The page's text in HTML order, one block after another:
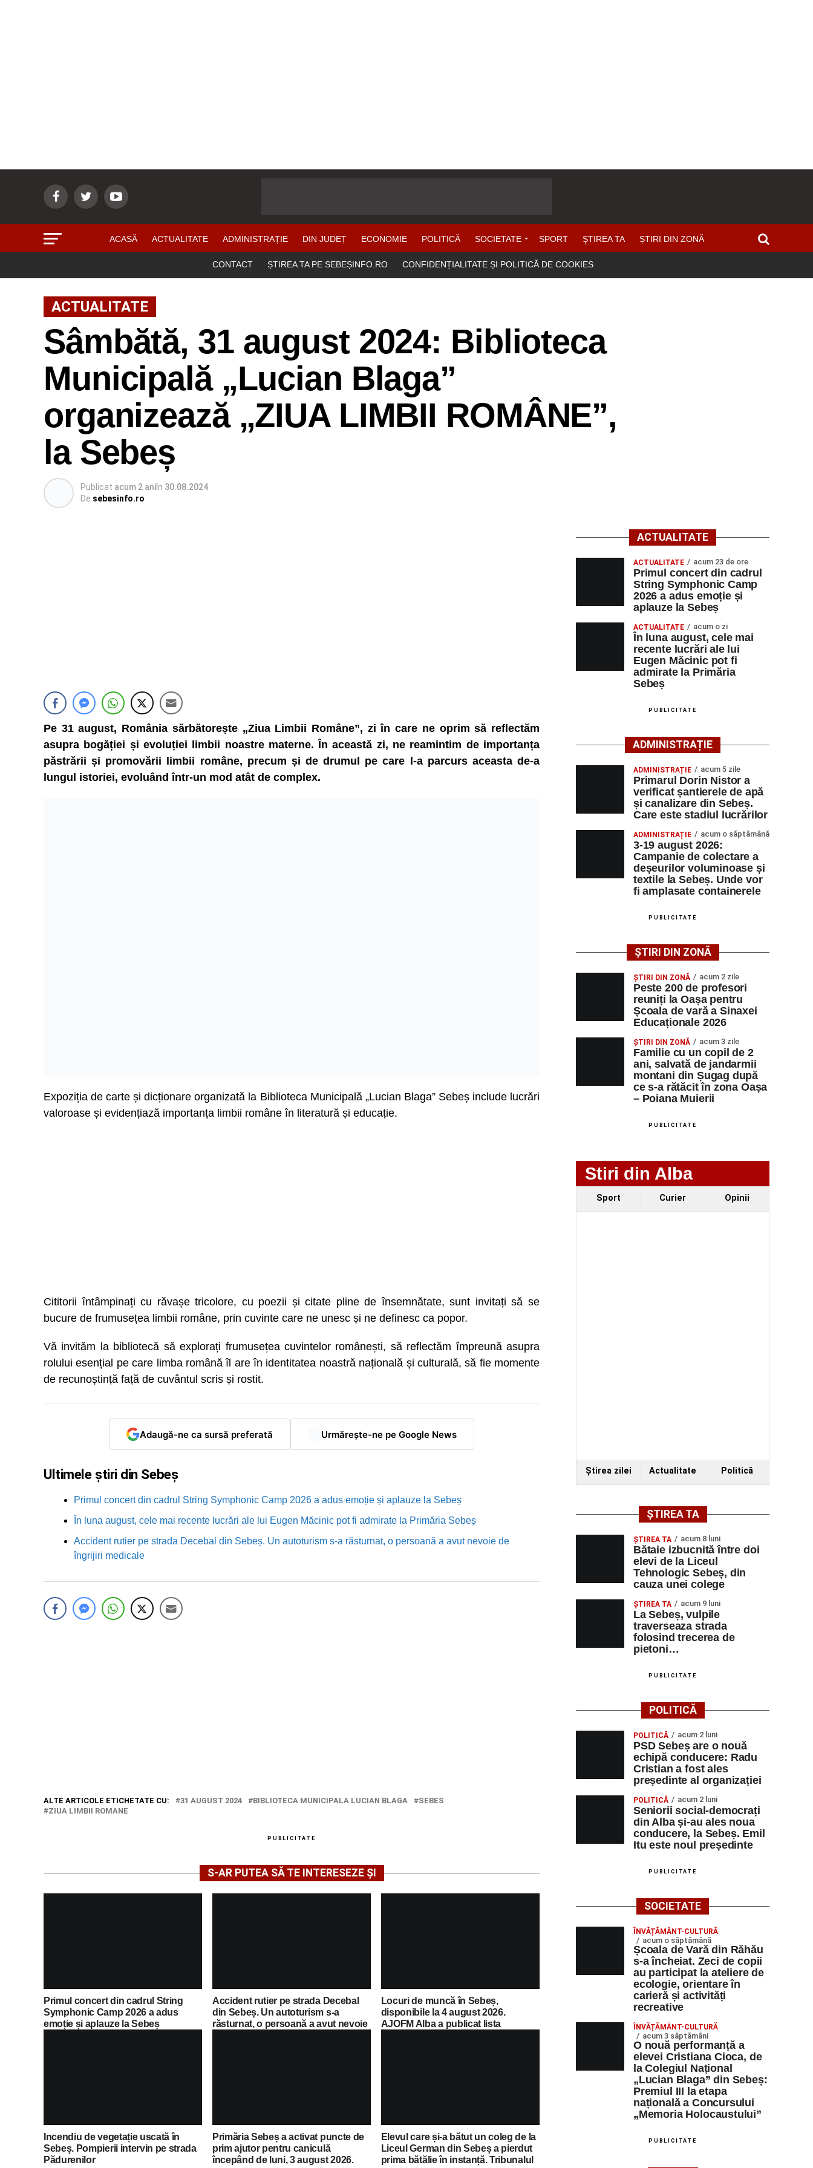
ACASĂ ACTUALITATE ADMINISTRAȚIE DIN JUDEȚ ECONOMIE POLITICĂ SOCIETATE SPORT ŞTIREA TA ȘTIRI DIN ZONĂ
CONTACT ȘTIREA TA PE SEBEȘINFO.RO CONFIDENȚIALITATE ȘI POLITICĂ DE COOKIES
ACTUALITATE
Sâmbătă, 31 august 2024: Biblioteca
Municipală „Lucian Blaga”
organizează „ZIUA LIMBII ROMÂNE”,
la Sebeș
Publicat acum 2 aniîn 30.08.2024
De sebesinfo.ro
Pe 31 august, România sărbătorește „Ziua Limbii Române”, zi în care ne oprim să reflectăm
asupra bogăției și evoluției limbii noastre materne. În această zi, ne reamintim de importanța
păstrării și promovării limbii române, precum și de drumul pe care l-a parcurs aceasta de-a
lungul istoriei, evoluând într-un mod atât de complex.
Expoziția de carte și dicționare organizată la Biblioteca Municipală „Lucian Blaga” Sebeș include lucrări
valoroase și evidențiază importanța limbii române în literatură și educație.
Cititorii întâmpinați cu răvașe tricolore, cu poezii și citate pline de însemnătate, sunt invitați să se
bucure de frumusețea limbii române, prin cuvinte care ne unesc și ne definesc ca popor.
Vă invităm la bibliotecă să explorați frumusețea cuvintelor românești, să reflectăm împreună asupra
rolului esențial pe care limba română îl are în identitatea noastră națională și culturală, să fie momente
de recunoștință față de cuvântul scris și rostit.
Adaugă-ne ca sursă preferată Urmărește-ne pe Google News
Ultimele știri din Sebeș
Primul concert din cadrul String Symphonic Camp 2026 a adus emoție și aplauze la Sebeș
În luna august, cele mai recente lucrări ale lui Eugen Măcinic pot fi admirate la Primăria Sebeș
Accident rutier pe strada Decebal din Sebeș. Un autoturism s-a răsturnat, o persoană a avut nevoie de
îngrijiri medicale
ALTE ARTICOLE ETICHETATE CU: 31 AUGUST 2024 BIBLIOTECA MUNICIPALA LUCIAN BLAGA
SEBES
ZIUA LIMBII ROMANE
PUBLICITATE
S-AR PUTEA SĂ TE INTERESEZE ȘI
Primul concert din cadrul String
Symphonic Camp 2026 a adus
emoție și aplauze la Sebeș
Accident rutier pe strada Decebal
din Sebeș. Un autoturism s-a
răsturnat, o persoană a avut nevoie
Locuri de muncă în Sebeș,
disponibile la 4 august 2026.
AJOFM Alba a publicat lista
Incendiu de vegetație uscată în
Sebeș. Pompierii intervin pe strada
Pădurenilor
Primăria Sebeș a activat puncte de
prim ajutor pentru caniculă
începând de luni, 3 august 2026.
Elevul care și-a bătut un coleg de la
Liceul German din Sebeș a pierdut
prima bătălie în instanță. Tribunalul
ACTUALITATE
ACTUALITATE acum 23 de ore
Primul concert din cadrul
String Symphonic Camp
2026 a adus emoție și
aplauze la Sebeș
ACTUALITATE acum o zi
În luna august, cele mai
recente lucrări ale lui
Eugen Măcinic pot fi
admirate la Primăria
Sebeș
PUBLICITATE
ADMINISTRAȚIE
ADMINISTRAȚIE acum 5 zile
Primarul Dorin Nistor a
verificat șantierele de apă
și canalizare din Sebeș.
Care este stadiul lucrărilor
ADMINISTRAȚIE acum o săptămână
3-19 august 2026:
Campanie de colectare a
deșeurilor voluminoase și
textile la Sebeș. Unde vor
fi amplasate containerele
PUBLICITATE
ȘTIRI DIN ZONĂ
ȘTIRI DIN ZONĂ acum 2 zile
Peste 200 de profesori
reuniți la Oașa pentru
Școala de vară a Sinaxei
Educaționale 2026
ȘTIRI DIN ZONĂ acum 3 zile
Familie cu un copil de 2
ani, salvată de jandarmii
montani din Șugag după
ce s-a rătăcit în zona Oașa
– Poiana Muierii
PUBLICITATE
Stiri din Alba
Sport Curier Opinii
Ştirea zilei Actualitate Politică
ȘTIREA TA
ŞTIREA TA acum 8 luni
Bătaie izbucnită între doi
elevi de la Liceul
Tehnologic Sebeș, din
cauza unei colege
ŞTIREA TA acum 9 luni
La Sebeș, vulpile
traverseaza strada
folosind trecerea de
pietoni…
PUBLICITATE
POLITICĂ
POLITICĂ acum 2 luni
PSD Sebeș are o nouă
echipă conducere: Radu
Cristian a fost ales
președinte al organizației
POLITICĂ acum 2 luni
Seniorii social-democrați
din Alba și-au ales noua
conducere, la Sebeș. Emil
Itu este noul președinte
PUBLICITATE
SOCIETATE
ÎNVĂȚĂMÂNT-CULTURĂ
acum o săptămână
Școala de Vară din Răhău
s-a încheiat. Zeci de copii
au participat la ateliere de
ecologie, orientare în
carieră și activități
recreative
ÎNVĂȚĂMÂNT-CULTURĂ
acum 3 săptămâni
O nouă performanță a
elevei Cristiana Cioca, de
la Colegiul Național
„Lucian Blaga” din Sebeș:
Premiul III la etapa
națională a Concursului
„Memoria Holocaustului”
PUBLICITATE